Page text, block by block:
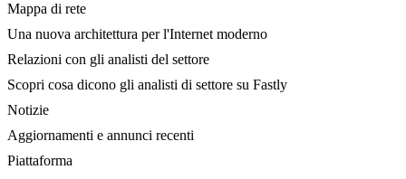
Mappa di rete
Una nuova architettura per l'Internet moderno
Relazioni con gli analisti del settore
Scopri cosa dicono gli analisti di settore su Fastly
Notizie
Aggiornamenti e annunci recenti
Piattaforma